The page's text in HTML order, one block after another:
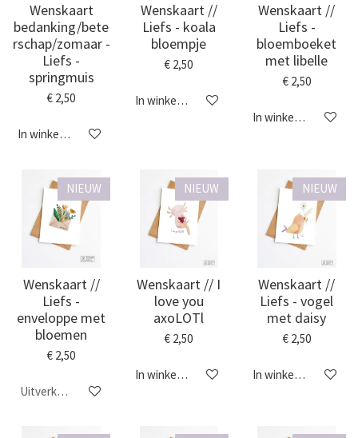
Wenskaart
bedanking/bete
rschap/zomaar -
Liefs -
springmuis
€ 2,50
In winkelwagen
Wenskaart //
Liefs - koala
bloempje
€ 2,50
In winkelwagen
Wenskaart //
Liefs -
bloemboeket
met libelle
€ 2,50
In winkelwagen
NIEUW
Wenskaart //
Liefs -
enveloppe met
bloemen
€ 2,50
Uitverkocht
NIEUW
Wenskaart // I
love you
axoLOTl
€ 2,50
In winkelwagen
NIEUW
Wenskaart //
Liefs - vogel
met daisy
€ 2,50
In winkelwagen